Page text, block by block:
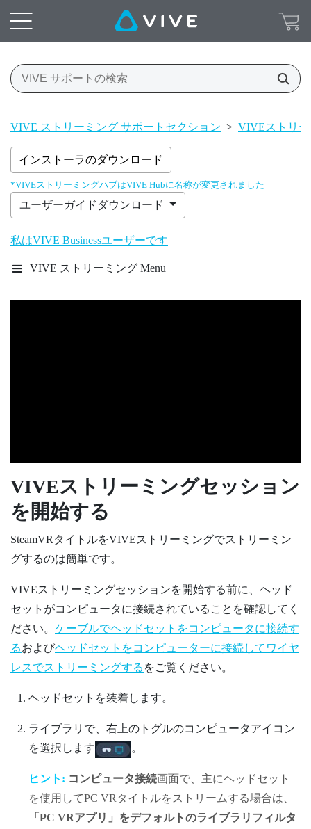
VIVE ストリーミング サポートセクション > VIVEストリ
インストーラのダウンロード
*VIVEストリーミングハブはVIVE Hubに名称が変更されました
ユーザーガイドダウンロード
私はVIVE Businessユーザーです
VIVE ストリーミング Menu
VIVEストリーミングセッション
を開始する
SteamVR タイトルをVIVEストリーミングでストリーミン
グするのは簡単です。
VIVEストリーミングセッションを開始する前に、ヘッド
セットがコンピュータに接続されていることを確認してく
ださい。 ケーブルでヘッドセットをコンピュータに接続す
るおよびヘッドセットをコンピューターに接続してワイヤ
レスでストリーミングする をご覧ください。
ヘッドセットを装着します。
ライブラリで、右上のトグルのコンピュータアイコン
を選択します
。
ヒント: コンピュータ接続画面で、主にヘッドセット
を使用してPC VRタイトルをストリームする場合は、
「PC VRアプリ」をデフォルトのライブラリフィルタ